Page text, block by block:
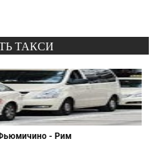
ТАКСИ
- Рим